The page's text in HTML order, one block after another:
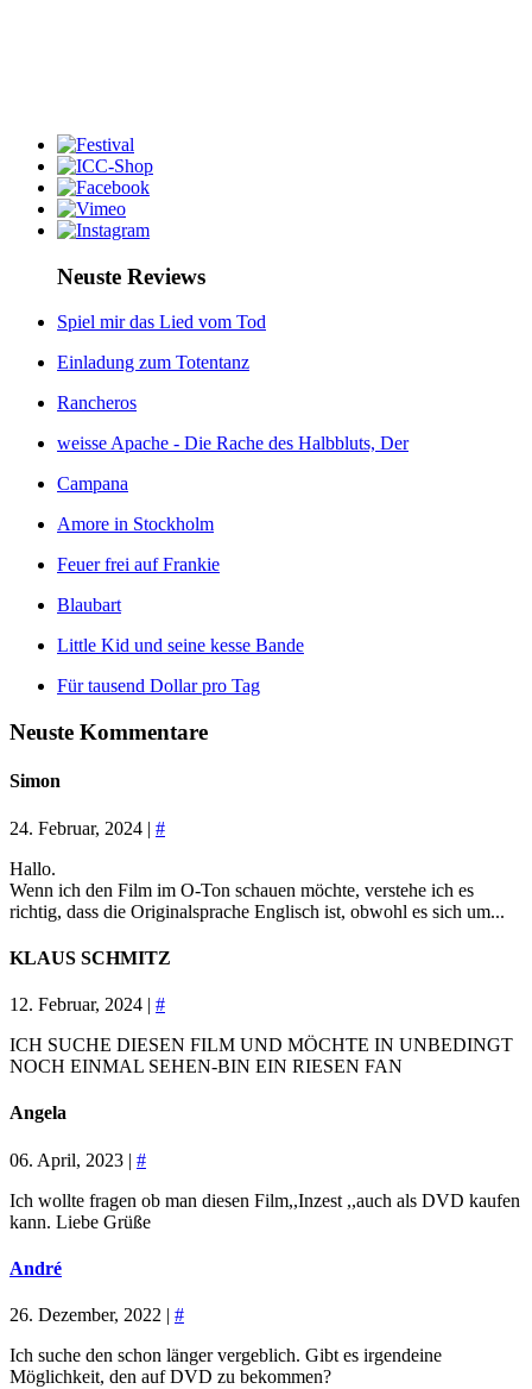
Neuste Reviews
Spiel mir das Lied vom Tod
Einladung zum Totentanz
Rancheros
weisse Apache - Die Rache des Halbbluts, Der
Campana
Amore in Stockholm
Feuer frei auf Frankie
Blaubart
Little Kid und seine kesse Bande
Für tausend Dollar pro Tag
Neuste Kommentare
Simon
24. Februar, 2024 | #
Hallo.
Wenn ich den Film im O-Ton schauen möchte, verstehe ich es
richtig, dass die Originalsprache Englisch ist, obwohl es sich um...
KLAUS SCHMITZ
12. Februar, 2024 | #
ICH SUCHE DIESEN FILM UND MÖCHTE IN UNBEDINGT
NOCH EINMAL SEHEN-BIN EIN RIESEN FAN
Angela
06. April, 2023 | #
Ich wollte fragen ob man diesen Film,,Inzest ,,auch als DVD kaufen
kann. Liebe Grüße
André
26. Dezember, 2022 | #
Ich suche den schon länger vergeblich. Gibt es irgendeine
Möglichkeit, den auf DVD zu bekommen?